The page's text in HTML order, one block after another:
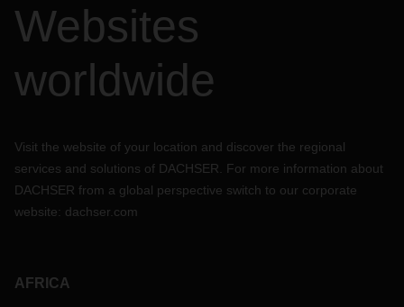
Websites
worldwide
Visit the website of your location and discover the regional
services and solutions of DACHSER. For more information about
DACHSER from a global perspective switch to our corporate
website: dachser.com
AFRICA